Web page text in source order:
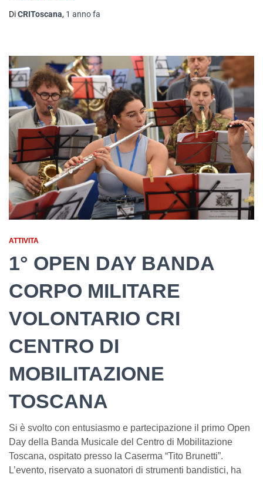
DiCRIToscana, 1 annofa
ATTIVITA
1° OPEN DAY BANDA
CORPO MILITARE
VOLONTARIO CRI
CENTRO DI
MOBILITAZIONE
TOSCANA
Si è svolto con entusiasmo e partecipazione il primo Open
Day della Banda Musicale del Centro di Mobilitazione
Toscana, ospitato presso la Caserma “Tito Brunetti”.
L’evento, riservato a suonatori di strumenti bandistici, ha